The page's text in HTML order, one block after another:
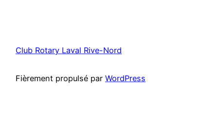
Club Rotary Laval Rive-Nord
Fièrement propulsé par WordPress